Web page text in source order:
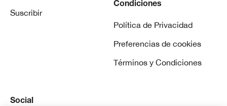
Suscribir
Condiciones
Política de Privacidad
Preferencias de cookies
Términos y Condiciones
Social